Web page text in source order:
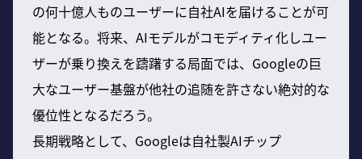
の何十億人ものユーザーに自社AIを届けることが可
能となる。将来、AIモデルがコモディティ化しユー
ザーが乗り換えを躊躇する局面では、Googleの巨
大なユーザー基盤が他社の追随を許さない絶対的な
優位性となるだろう。
長期戦略として、Googleは自社製AIチップ